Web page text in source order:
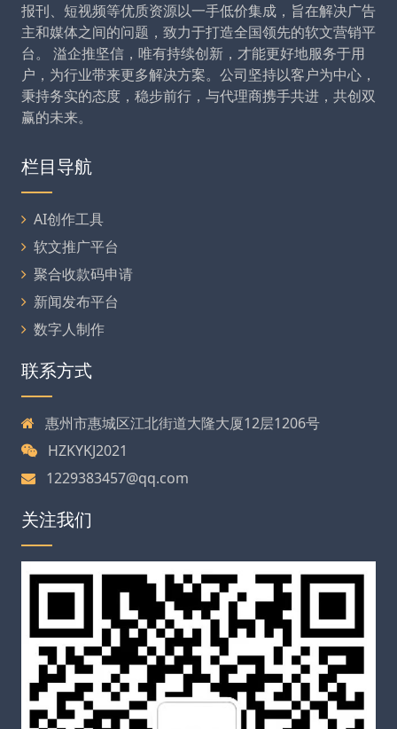
报刊、短视频等优质资源以一手低价集成，旨在解决广告
主和媒体之间的问题，致力于打造全国领先的软文营销平
台。 溢企推坚信，唯有持续创新，才能更好地服务于用
户，为行业带来更多解决方案。公司坚持以客户为中心，
秉持务实的态度，稳步前行，与代理商携手共进，共创双
赢的未来。
栏目导航
AI创作工具
软文推广平台
聚合收款码申请
新闻发布平台
数字人制作
联系方式
惠州市惠城区江北街道大隆大厦12层1206号
HZKYKJ2021
1229383457@qq.com
关注我们